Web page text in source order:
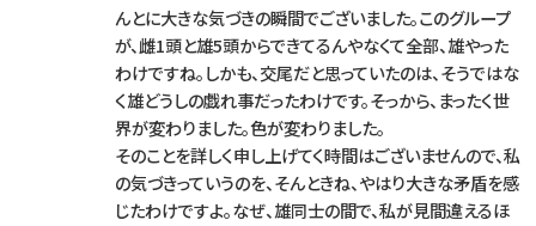
んとに大きな気づきの瞬間でございました。このグループ
が、雌1頭と雄5頭からできてるんやなくて全部、雄やった
わけですね。しかも、交尾だと思っていたのは、そうではな
く雄どうしの戯れ事だったわけです。そっから、まったく世
界が変わりました。色が変わりました。
そのことを詳しく申し上げてく時間はございませんので、私
の気づきっていうのを、そんときね、やはり大きな矛盾を感
じたわけですよ。なぜ、雄同士の間で、私が見間違えるほ